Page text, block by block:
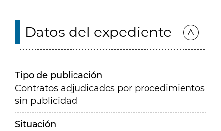
Datos del expediente
Tipo de publicación
Contratos adjudicados por procedimientos
sin publicidad
Situación